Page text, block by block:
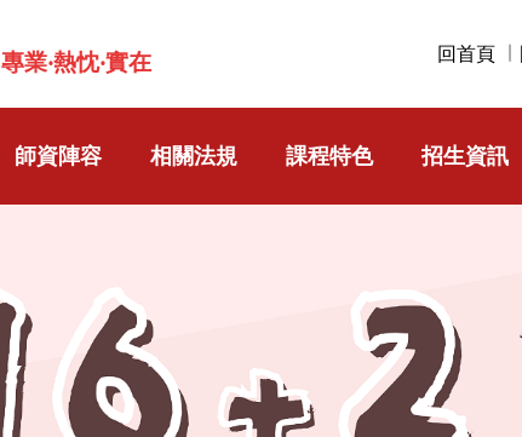
專業‧熱忱‧實在 回首頁
師資陣容 相關法規 課程特色 招生資訊